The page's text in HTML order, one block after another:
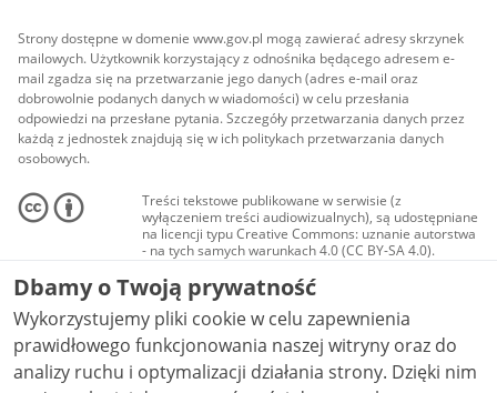
Strony dostępne w domenie www.gov.pl mogą zawierać adresy skrzynek
mailowych. Użytkownik korzystający z odnośnika będącego adresem e-
mail zgadza się na przetwarzanie jego danych (adres e-mail oraz
dobrowolnie podanych danych w wiadomości) w celu przesłania
odpowiedzi na przesłane pytania. Szczegóły przetwarzania danych przez
każdą z jednostek znajdują się w ich politykach przetwarzania danych
osobowych.
Treści tekstowe publikowane w serwisie (z
wyłączeniem treści audiowizualnych), są udostępniane
na licencji typu Creative Commons: uznanie autorstwa
- na tych samych warunkach 4.0 (CC BY-SA 4.0).
Materiały audiowizualne, w tym zdjęcia, materiały
audio i wideo, są udostępniane na licencji typu
Creative Commons: uznanie autorstwa użycie
niekomercyjne - bez utworów zależnych 4.0 (CC BY-
NC-ND 4.0), o ile nie jest to stwierdzone inaczej.
Dbamy o Twoją prywatność
Wykorzystujemy pliki cookie w celu zapewnienia
prawidłowego funkcjonowania naszej witryny oraz do
analizy ruchu i optymalizacji działania strony. Dzięki nim